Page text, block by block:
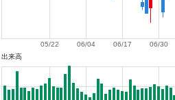
06/30
06/17
06/04
05/22
出来高